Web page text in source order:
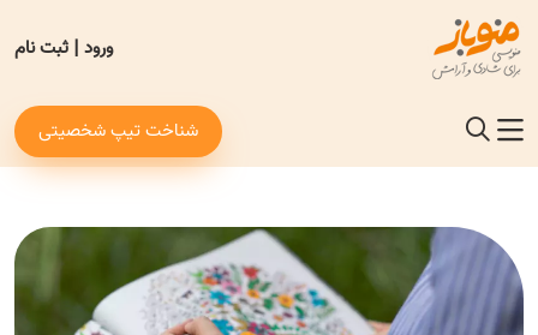
ورود| ثبت نام
شناخت تیپ شخصیتی